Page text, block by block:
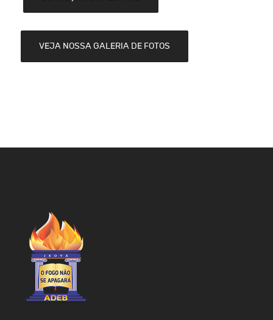
VEJA NOSSA GALERIA DE FOTOS